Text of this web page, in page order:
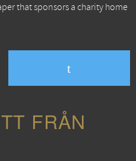
that sponsors a charity home
FRÅN